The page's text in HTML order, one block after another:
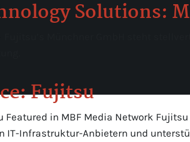
Solutions:
Fujitsu
Featured in MBF Media Network
IT-Infrastruktur-Anbietern und